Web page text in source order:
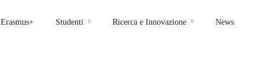
Erasmus+ Studenti Ricerca e Innovazione News